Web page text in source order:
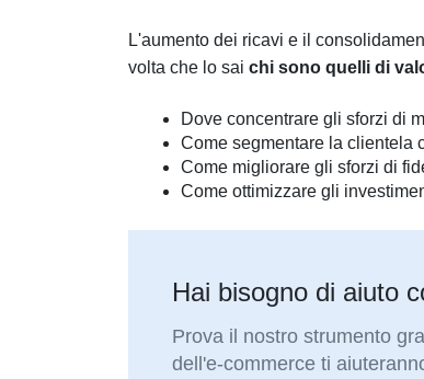
L'aumento dei ricavi e il
volta che lo sai chi sono quelli di
Dove concentrare gli sforzi di
Come segmentare la clientela
Come migliorare gli sforzi di
Come ottimizzare gli
Hai bisogno di aiuto
Prova il nostro strumento
dell'e-commerce ti